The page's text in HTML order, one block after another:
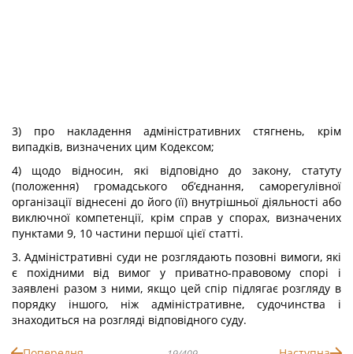
3) про накладення адміністративних стягнень, крім
випадків, визначених цим Кодексом;
4) щодо відносин, які відповідно до закону, статуту
(положення) громадського об’єднання, саморегулівної
організації віднесені до його (її) внутрішньої діяльності або
виключної компетенції, крім справ у спорах, визначених
пунктами 9, 10 частини першої цієї статті.
3. Адміністративні суди не розглядають позовні вимоги, які
є похідними від вимог у приватно-правовому спорі і
заявлені разом з ними, якщо цей спір підлягає розгляду в
порядку іншого, ніж адміністративне, судочинства і
знаходиться на розгляді відповідного суду.